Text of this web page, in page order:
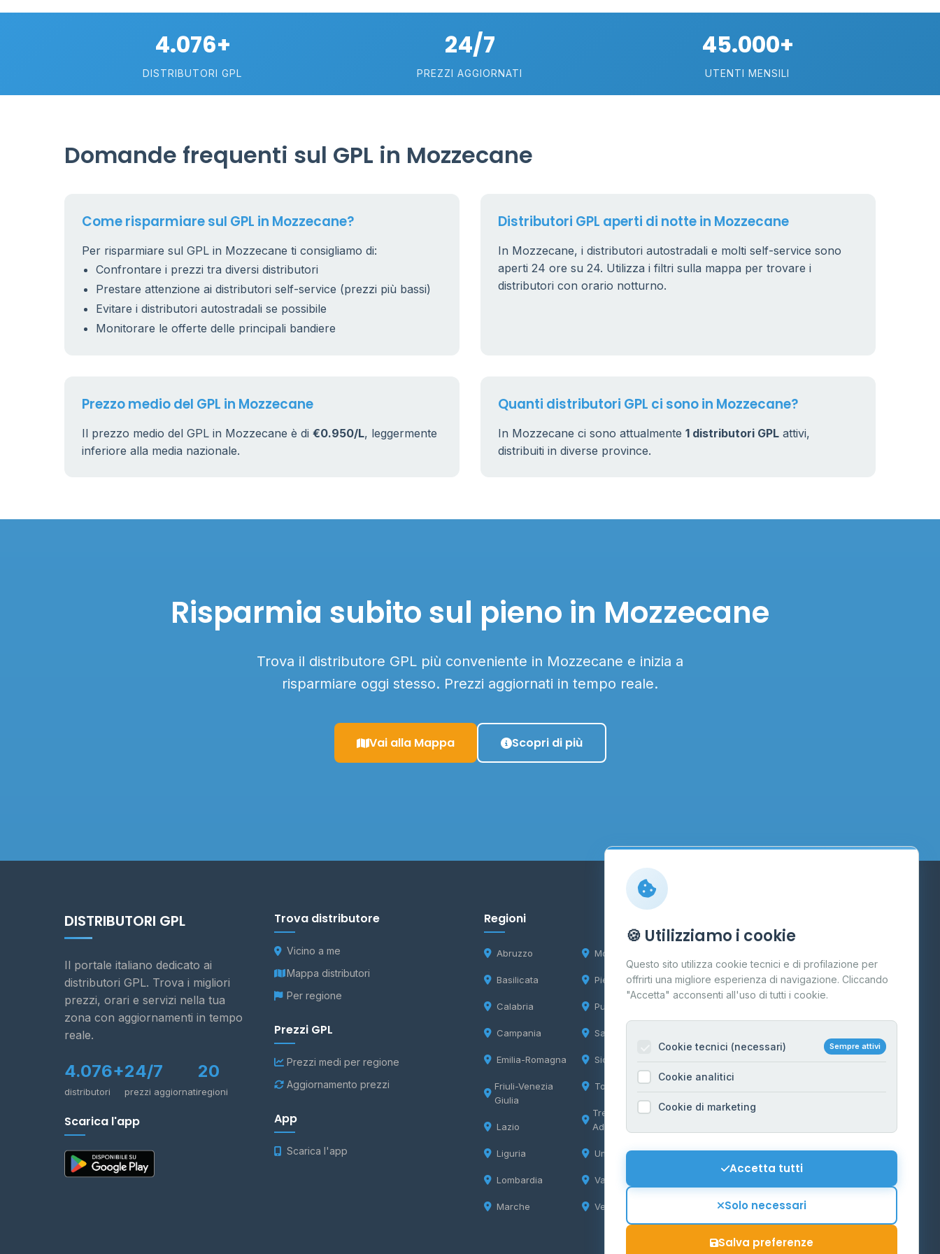
20
25
38
10
0.779 €
0.799 €
4.076+
DISTRIBUTORI GPL
24/7
PREZZI AGGIORNATI
45.000+
UTENTI MENSILI
Domande frequenti sul GPL in Mozzecane
Come risparmiare sul GPL in Mozzecane?
Per risparmiare sul GPL in Mozzecane ti consigliamo di:
Confrontare i prezzi tra diversi distributori
Prestare attenzione ai distributori self-service (prezzi più bassi)
Evitare i distributori autostradali se possibile
Monitorare le offerte delle principali bandiere
Distributori GPL aperti di notte in Mozzecane
In Mozzecane, i distributori autostradali e molti self-service sono
aperti 24 ore su 24. Utilizza i filtri sulla mappa per trovare i
distributori con orario notturno.
Prezzo medio del GPL in Mozzecane
Il prezzo medio del GPL in Mozzecane è di €0.950/L, leggermente
inferiore alla media nazionale.
Quanti distributori GPL ci sono in Mozzecane?
In Mozzecane ci sono attualmente 1 distributori GPL attivi,
distribuiti in diverse province.
Risparmia subito sul pieno in Mozzecane
Trova il distributore GPL più conveniente in Mozzecane e inizia a
risparmiare oggi stesso. Prezzi aggiornati in tempo reale.
Vai alla Mappa Scopri di più
DISTRIBUTORI GPL
Il portale italiano dedicato ai
distributori GPL. Trova i migliori
prezzi, orari e servizi nella tua
zona con aggiornamenti in tempo
reale.
4.076+
distributori
24/7
prezzi aggiornati
20
regioni
Scarica l'app
Trova distributore
Vicino a me
Mappa distributori
Per regione
Prezzi GPL
Prezzi medi per regione
Aggiornamento prezzi
App
Scarica l'app
Regioni
Abruzzo
Basilicata
Calabria
Campania
Emilia-Romagna
Friuli-Venezia
Giulia
Lazio
Liguria
Lombardia
Marche
Molise
Piemonte
Puglia
Sardegna
Sicilia
Toscana
Trentino-Alto
Adige
Umbria
Valle d'Aosta
Veneto
Contatti
Per gestori
Informazioni legali
Privacy Policy
Cookie Policy
Mappa del sito
Contattaci
🍪 Utilizziamo i cookie
Questo sito utilizza cookie tecnici e di profilazione per
offrirti una migliore esperienza di navigazione. Cliccando
"Accetta" acconsenti all'uso di tutti i cookie.
Cookie tecnici (necessari) Sempre attivi
Cookie analitici
Cookie di marketing
Accetta tutti
Solo necessari
Salva preferenze